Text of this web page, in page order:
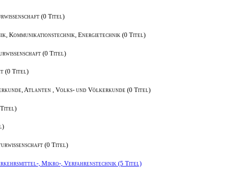
(0 Titel)
Kommunikationstechnik, Energietechnik (0 Titel)
(0 Titel)
(0 Titel)
Atlanten , Volks- und Völkerkunde (0 Titel)
Titel)
(0 Titel)
, Mikro-, Verfahrenstechnik (5 Titel)